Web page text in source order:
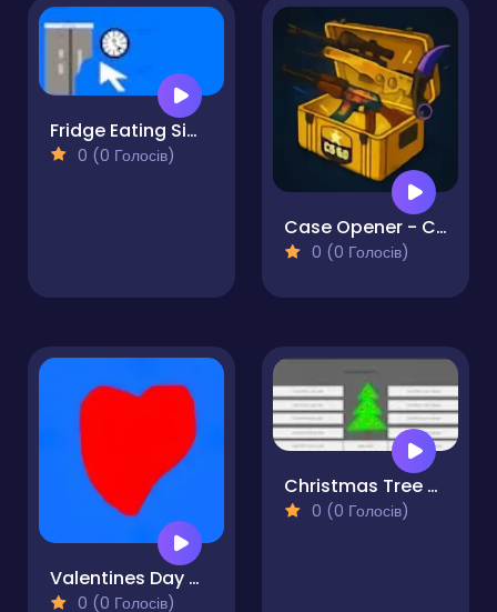
Fridge Eating Simulator
0 (0 Голосів)
Case Opener - Case Clicker Simulator
0 (0 Голосів)
Valentines Day Clicker
0 (0 Голосів)
Christmas Tree Clicker
0 (0 Голосів)